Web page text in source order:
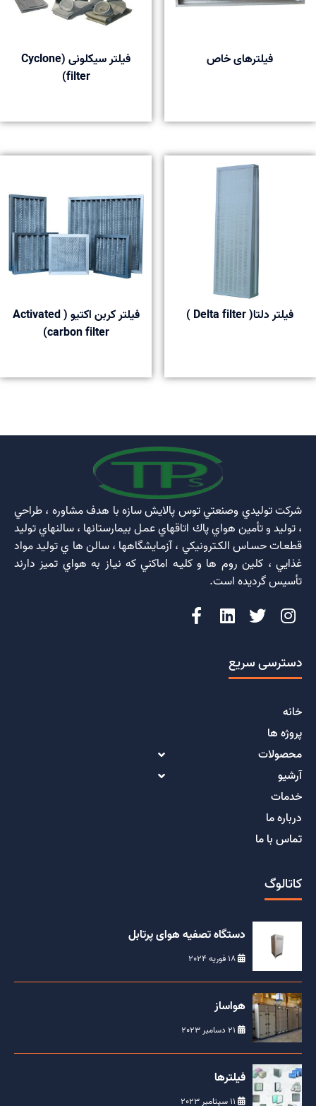
فیلترهای خاص
فیلتر سیکلونی (Cyclone
filter)
فیلتر دلتا( Delta filter )
فیلتر کربن اکتیو ( Activated
carbon filter)
pornotelugu local sex videosphim sex xnxx viet
افلام سكس
نيك مصرياتنيك عميق مع الينا انجل سكس طيز
افلام سكس نيك محارم تحميل فيلم سكس مترجم
شركت توليدي وصنعتي توس پالايش سازه با هدف مشاوره ، طراحي
، توليد و تأمين هواي پاك اتاقهاي عمـل بيمارستانها ، سالنهاي توليد
قطعـات حسـاس الكـترونيكي ، آزمـايشگاهها ، سالن ها ي توليد مواد
غذايي ، كلين روم ها و كليـه اماكني كه نيـاز به هواي تميز دارند
تأسيس گرديده است.
دسترسی سریع
خانه
پروژه ها
محصولات
آرشیو
خدمات
درباره ما
تماس با ما
کاتالوگ
دستگاه تصفیه هوای پرتابل
هواساز
فیلترها